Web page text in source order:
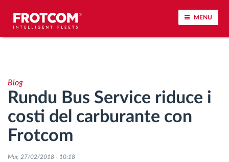
MENU
Analisi dello stile di guida
Monitoraggio dei tempi di guida
Gestione delle forza lavoro
Blog
Rundu Bus Service riduce i
costi del carburante con
Frotcom
Mar, 27/02/2018 - 10:18